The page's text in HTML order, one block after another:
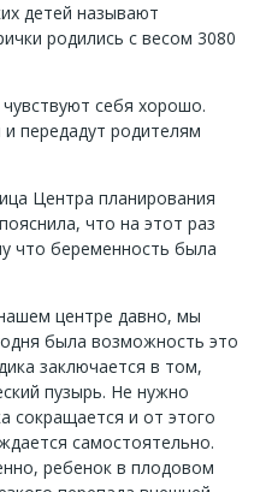
детей называют
родились с весом 3080
себя хорошо.
передадут родителям
Центра планирования
что на этот раз
что беременность была
центре давно, мы
была возможность это
заключается в том,
пузырь. Не нужно
сокращается и от этого
самостоятельно.
ребенок в плодовом